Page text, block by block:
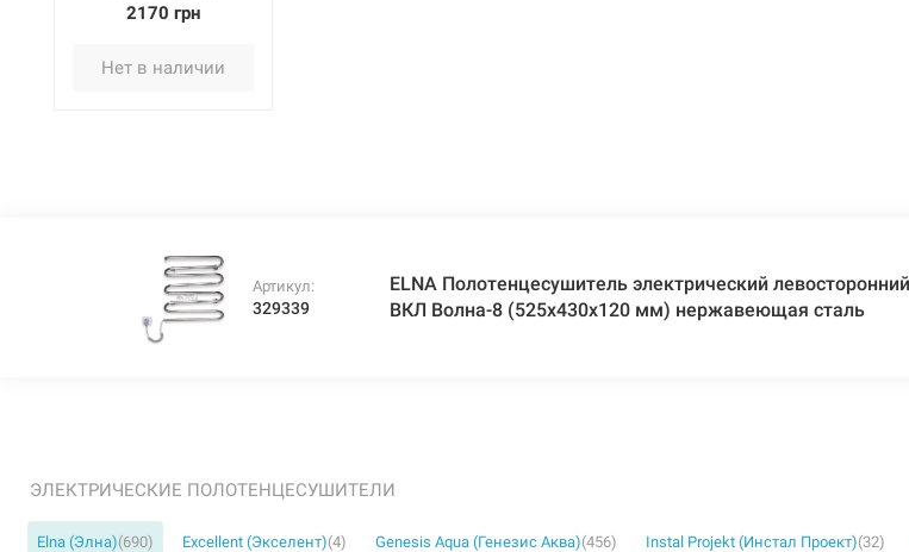
левосторонний с ВКЛ
сталь
2170 грн
Нет в наличии
Артикул:
329339
ELNA Полотенцесушитель электрический
ВКЛ Волна-8 (525х430х120 мм) нержавеющая сталь
ЭЛЕКТРИЧЕСКИЕ ПОЛОТЕНЦЕСУШИТЕЛИ
Elna (Элна)(690) Excellent (Экселент)(4) Genesis Aqua (Генезис Аква)(456) Instal Projekt (Инстал Проект)(32)